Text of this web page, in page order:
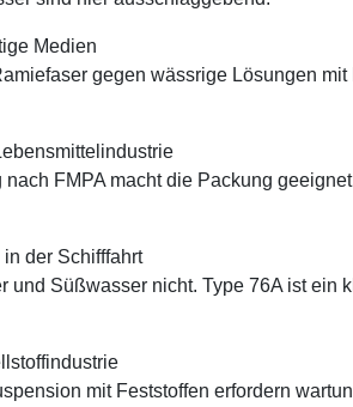
Medien
gegen wässrige Lösungen
nach FMPA macht die Packung
der Schifffahrt
und Süßwasser nicht. Type 76A ist
mit Feststoffen erfordern